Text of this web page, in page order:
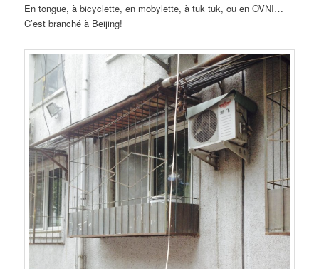
En tongue, à bicyclette, en mobylette, à tuk tuk, ou en OVNI…
C’est branché à Beijing!